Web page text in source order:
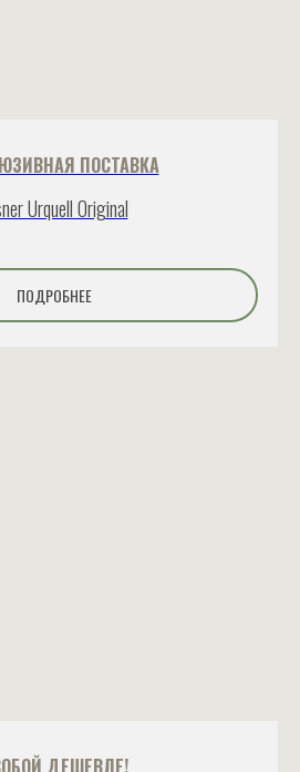
ПОСТАВКА
Urquell Original
ПОДРОБНЕЕ
ДЕШЕВЛЕ!